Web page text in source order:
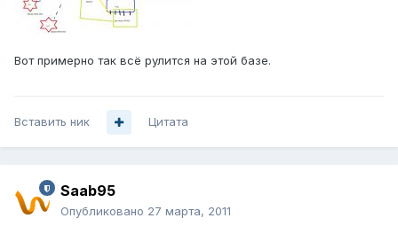
Вот примерно так всё рулится на этой базе.
Вставить ник Цитата
Saab95
Опубликовано 27 марта, 2011